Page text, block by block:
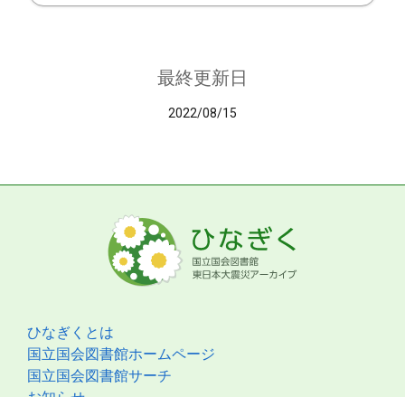
最終更新日
2022/08/15
ひなぎくとは
国立国会図書館ホームページ
国立国会図書館サーチ